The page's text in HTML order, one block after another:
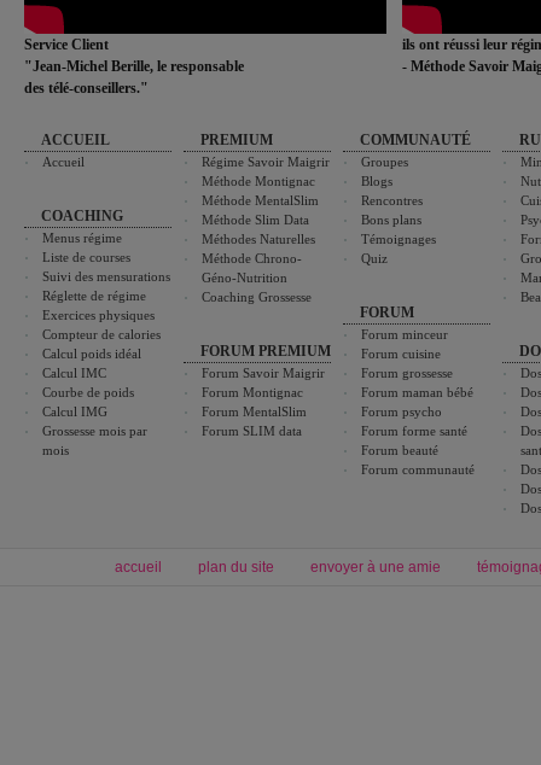
Service Client
"Jean-Michel Berille, le responsable
des télé-conseillers."
ils ont réussi leur
- Méthode Savoir
ACCUEIL
Accueil
COACHING
Menus régime
Liste de courses
Suivi des mensurations
Réglette de régime
Exercices physiques
Compteur de calories
Calcul poids idéal
Calcul IMC
Courbe de poids
Calcul IMG
Grossesse mois par
mois
PREMIUM
Régime Savoir Maigrir
Méthode Montignac
Méthode MentalSlim
Méthode Slim Data
Méthodes Naturelles
Méthode Chrono-
Géno-Nutrition
Coaching Grossesse
FORUM PREMIUM
Forum Savoir Maigrir
Forum Montignac
Forum MentalSlim
Forum SLIM data
COMMUNAUTÉ
Groupes
Blogs
Rencontres
Bons plans
Témoignages
Quiz
FORUM
Forum minceur
Forum cuisine
Forum grossesse
Forum maman bébé
Forum psycho
Forum forme santé
Forum beauté
Forum communauté
accueil plan du site envoyer à une amie